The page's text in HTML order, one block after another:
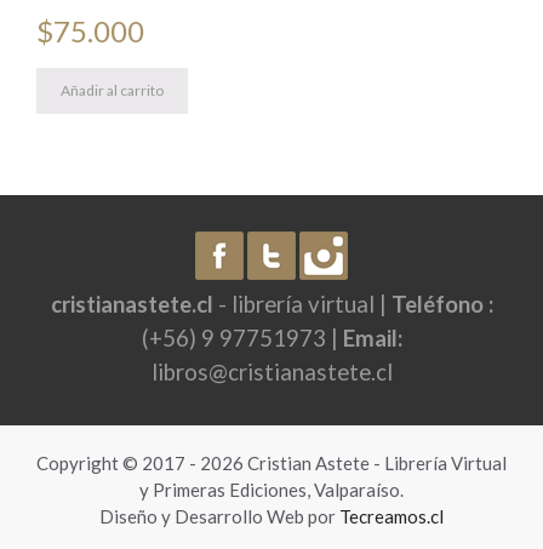
$75.000
Añadir al carrito
cristianastete.cl - librería virtual | Teléfono :
(+56) 9 97751973 | Email:
libros@cristianastete.cl
Copyright © 2017 - 2026 Cristian Astete - Librería Virtual
y Primeras Ediciones, Valparaíso.
Diseño y Desarrollo Web por Tecreamos.cl